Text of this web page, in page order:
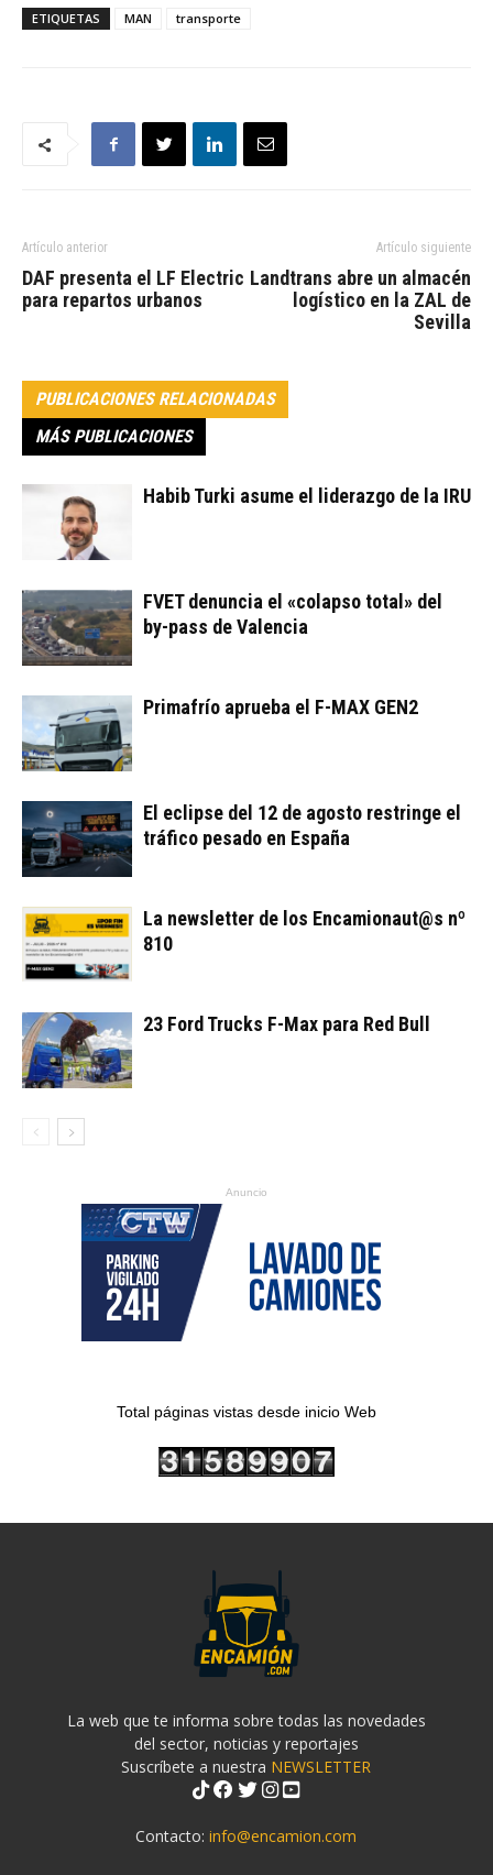
ETIQUETAS MAN transporte
Artículo anterior
DAF presenta el LF Electric
para repartos urbanos
Artículo siguiente
Landtrans abre un almacén
logístico en la ZAL de
Sevilla
PUBLICACIONES RELACIONADAS
MÁS PUBLICACIONES
Habib Turki asume el liderazgo de la IRU
FVET denuncia el «colapso total» del
by-pass de Valencia
Primafrío aprueba el F-MAX GEN2
El eclipse del 12 de agosto restringe el
tráfico pesado en España
La newsletter de los Encamionaut@s nº
810
23 Ford Trucks F-Max para Red Bull
Anuncio
Total páginas vistas desde inicio Web
La web que te informa sobre todas las novedades
del sector, noticias y reportajes
Suscríbete a nuestra NEWSLETTER
Contacto:info@encamion.com